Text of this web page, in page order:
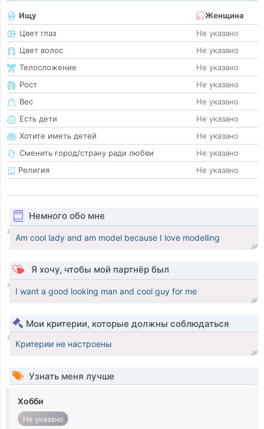
Ищу
Женщина
Цвет глаз
Не указано
Цвет волос
Не указано
Телосложение
Не указано
Рост
Не указано
Вес
Не указано
Есть дети
Не указано
Хотите иметь детей
Не указано
Сменить город/страну ради любви
Не указано
Религия
Не указано
Немного обо мне
Am cool lady and am model because I love modelling
Я хочу, чтобы мой партнёр был
I want a good looking man and cool guy for me
Мои критерии, которые должны соблюдаться
Критерии не настроены
Узнать меня лучше
Хобби
Не указано